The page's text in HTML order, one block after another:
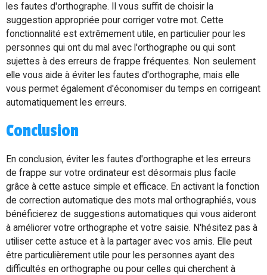
les fautes d'orthographe. Il vous suffit de choisir la
suggestion appropriée pour corriger votre mot. Cette
fonctionnalité est extrêmement utile, en particulier pour les
personnes qui ont du mal avec l'orthographe ou qui sont
sujettes à des erreurs de frappe fréquentes. Non seulement
elle vous aide à éviter les fautes d'orthographe, mais elle
vous permet également d'économiser du temps en corrigeant
automatiquement les erreurs.
Conclusion
En conclusion, éviter les fautes d'orthographe et les erreurs
de frappe sur votre ordinateur est désormais plus facile
grâce à cette astuce simple et efficace. En activant la fonction
de correction automatique des mots mal orthographiés, vous
bénéficierez de suggestions automatiques qui vous aideront
à améliorer votre orthographe et votre saisie. N'hésitez pas à
utiliser cette astuce et à la partager avec vos amis. Elle peut
être particulièrement utile pour les personnes ayant des
difficultés en orthographe ou pour celles qui cherchent à